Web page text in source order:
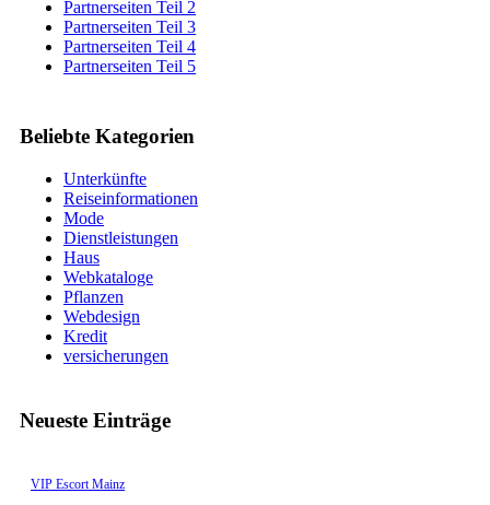
Beliebte Kategorien
Unterkünfte
Reiseinformationen
Mode
Dienstleistungen
Haus
Webkataloge
Pflanzen
Webdesign
Kredit
versicherungen
Neueste Einträge
VIP Escort Mainz
Partnerseiten Teil 2
Partnerseiten Teil 3
Partnerseiten Teil 4
Partnerseiten Teil 5